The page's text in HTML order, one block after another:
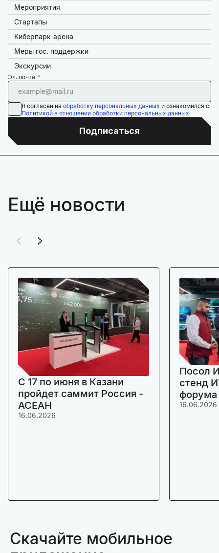
Мероприятия
Стартапы
Киберпарк-арена
Меры гос. поддержки
Экскурсии
Эл. почта
Я согласен на обработку персональных данных и ознакомился с
Политикой в отношении обработки персональных данных
Подписаться
Ещё новости
C 17 по июня в Казани
пройдет саммит Россия -
АСЕАН
16.06.2026
Посол
стенд
16.06.2026
Скачайте мобильное